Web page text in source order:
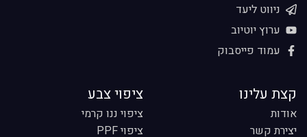
ניווט ליעד
ערוץ יוטיוב
עמוד פייסבוק
קצת עלינו
אודות
יצירת קשר
ציפוי צבע
ציפוי ננו קרמי
ציפוי PPF